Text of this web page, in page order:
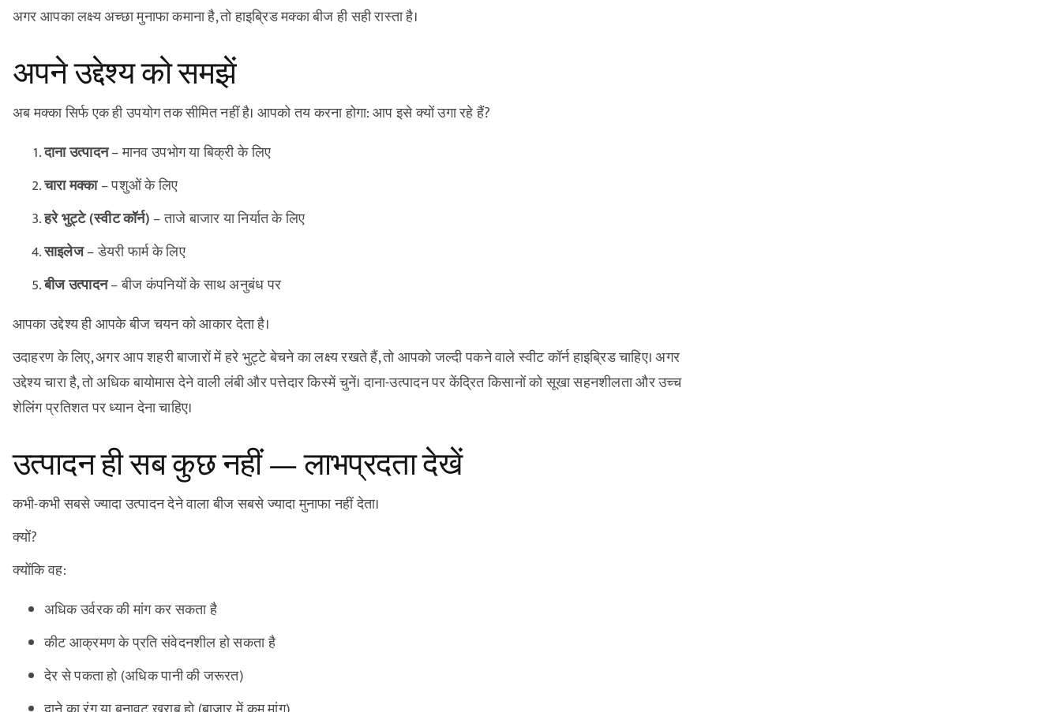
अगर आपका लक्ष्य अच्छा मुनाफा कमाना है, तो हाइब्रिड मक्का बीज ही सही रास्ता है।
अपने उद्देश्य को समझें
अब मक्का सिर्फ एक ही उपयोग तक सीमित नहीं है। आपको तय करना होगा: आप इसे क्यों उगा रहे हैं?
दाना उत्पादन– मानव उपभोग या बिक्री के लिए
चारा मक्का– पशुओं के लिए
हरे भुट्टे (स्वीट कॉर्न) – ताजे बाजार या निर्यात के लिए
साइलेज– डेयरी फार्म के लिए
बीज उत्पादन– बीज कंपनियों के साथ अनुबंध पर
आपका उद्देश्य ही आपके बीज चयन को आकार देता है।
उदाहरण के लिए, अगर आप शहरी बाजारों में हरे भुट्टे बेचने का लक्ष्य रखते हैं, तो आपको जल्दी पकने वाले स्वीट कॉर्न हाइब्रिड चाहिए। अगर
उद्देश्य चारा है, तो अधिक बायोमास देने वाली लंबी और पत्तेदार किस्में चुनें। दाना-उत्पादन पर केंद्रित किसानों को सूखा सहनशीलता और उच्च
शेलिंग प्रतिशत पर ध्यान देना चाहिए।
उत्पादन ही सब कुछ नहीं — लाभप्रदता देखें
कभी-कभी सबसे ज्यादा उत्पादन देने वाला बीज सबसे ज्यादा मुनाफा नहीं देता।
क्यों?
क्योंकि वह:
अधिक उर्वरक की मांग कर सकता है
कीट आक्रमण के प्रति संवेदनशील हो सकता है
देर से पकता हो (अधिक पानी की जरूरत)